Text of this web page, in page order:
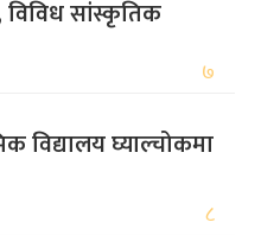
विविध सांस्कृतिक
७
विद्यालय घ्याल्चोकमा
८